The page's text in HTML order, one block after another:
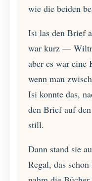
wie die beiden
Isi las den Brief
war kurz —
aber es war eine
wenn man
Isi konnte das,
den Brief auf
still.
Dann stand sie
Regal, das